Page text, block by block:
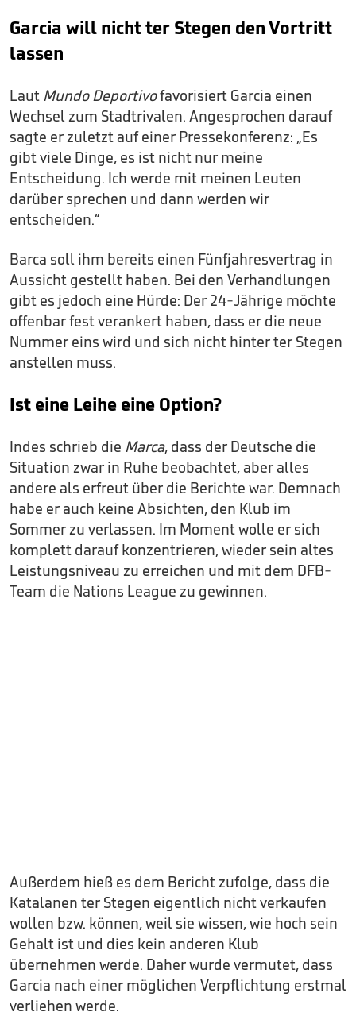
Garcia will nicht ter Stegen den Vortritt
lassen
Laut Mundo Deportivofavorisiert Garcia einen
Wechsel zum Stadtrivalen. Angesprochen darauf
sagte er zuletzt auf einer Pressekonferenz: „Es
gibt viele Dinge, es ist nicht nur meine
Entscheidung. Ich werde mit meinen Leuten
darüber sprechen und dann werden wir
entscheiden.“
Barca soll ihm bereits einen Fünfjahresvertrag in
Aussicht gestellt haben. Bei den Verhandlungen
gibt es jedoch eine Hürde: Der 24-Jährige möchte
offenbar fest verankert haben, dass er die neue
Nummer eins wird und sich nicht hinter ter Stegen
anstellen muss.
Ist eine Leihe eine Option?
Indes schrieb die Marca, dass der Deutsche die
Situation zwar in Ruhe beobachtet, aber alles
andere als erfreut über die Berichte war. Demnach
habe er auch keine Absichten, den Klub im
Sommer zu verlassen. Im Moment wolle er sich
komplett darauf konzentrieren, wieder sein altes
Leistungsniveau zu erreichen und mit dem DFB-
Team die Nations League zu gewinnen.
Außerdem hieß es dem Bericht zufolge, dass die
Katalanen ter Stegen eigentlich nicht verkaufen
wollen bzw. können, weil sie wissen, wie hoch sein
Gehalt ist und dies kein anderen Klub
übernehmen werde. Daher wurde vermutet, dass
Garcia nach einer möglichen Verpflichtung erstmal
verliehen werde.